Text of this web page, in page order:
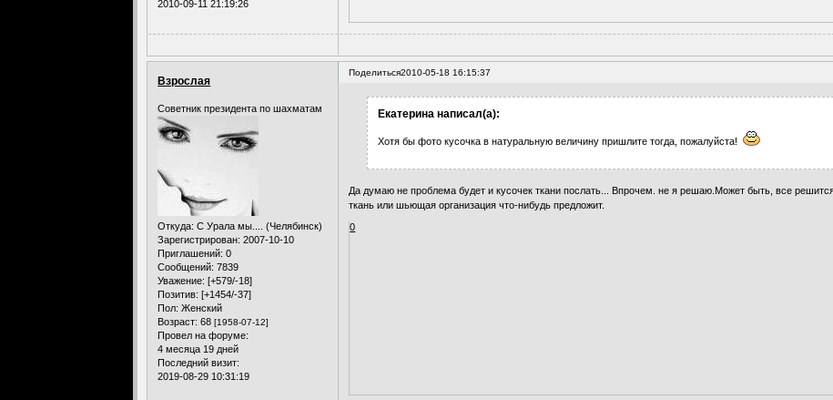
2010-09-11 21:19:26
Поделиться2010-05-18 16:15:37
Взрослая
Советник президента по шахматам
Откуда: С Урала мы.... (Челябинск)
Зарегистрирован: 2007-10-10
Приглашений: 0
Сообщений: 7839
Уважение: [+579/-18]
Позитив: [+1454/-37]
Пол: Женский
Возраст: 68[1958-07-12]
Провел на форуме:
4 месяца 19 дней
Последний визит:
2019-08-29 10:31:19
Екатерина написал(а):
Хотя бы фото кусочка в натуральную величину пришлите тогда, пожалуйста!
Да думаю не проблема будет и кусочек ткани послать... Впрочем. не я решаю.Может быть, все
ткань или шьющая организация что-нибудь предложит.
0